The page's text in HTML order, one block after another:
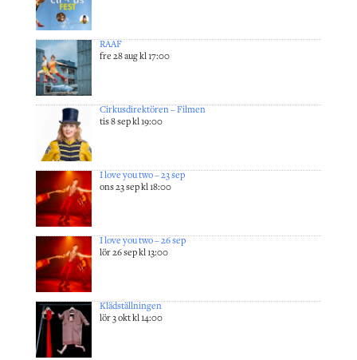
RAAF
fre 28 aug kl 17:00
Cirkusdirektören – Filmen
tis 8 sep kl 19:00
I love you two – 23 sep
ons 23 sep kl 18:00
I love you two – 26 sep
lör 26 sep kl 13:00
Klädställningen
lör 3 okt kl 14:00